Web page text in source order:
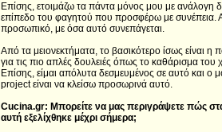
Επίσης, ετοιμάζω τα πάντα μόνος μου με ανάλογη
επίπεδο του φαγητού που προσφέρω με συνέπεια.
προσωπικό, με όσα αυτό συνεπάγεται.
Από τα μειονεκτήματα, το βασικότερο ίσως είναι η
για τις πιο απλές δουλειές όπως το καθάρισμα
Επίσης, είμαι απόλυτα δεσμευμένος σε αυτό και
project είναι να κλείσω προσωρινά αυτό.
Cucina.gr: Μπορείτε να μας περιγράψετε πώς
αυτή εξελίχθηκε μέχρι σήμερα;